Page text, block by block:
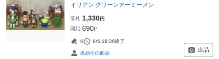
イリアン グリーンアーミーメン
落札 1,330円
開始 690円
6 8/5 18:36終了
出品中の商品 出品